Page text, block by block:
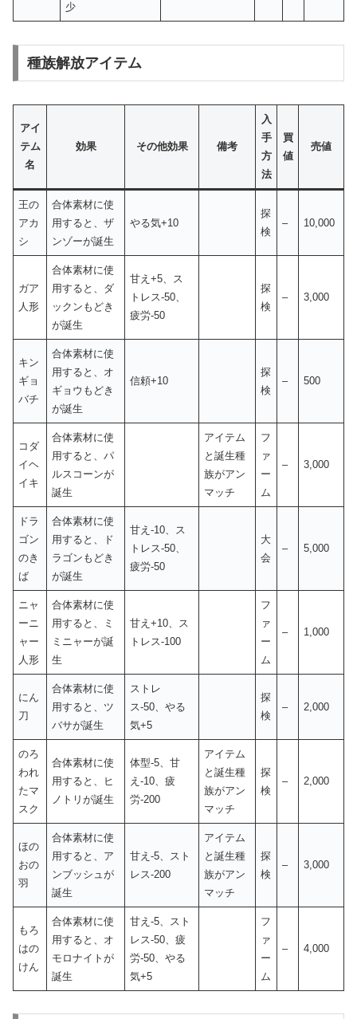
少
種族解放アイテム
アイ
テム
名
効果 その他効果 備考
入
手
方
法
買
値
売値
王の
アカ
シ
合体素材に使
用すると、ザ
ンゾーが誕生
やる気+10
探
検
– 10,000
ガア
人形
合体素材に使
用すると、ダ
ックンもどき
が誕生
甘え+5、ス
トレス-50、
疲労-50
探
検
– 3,000
キン
ギョ
バチ
合体素材に使
用すると、オ
ギョウもどき
が誕生
信頼+10
探
検
– 500
コダ
イヘ
イキ
合体素材に使
用すると、パ
ルスコーンが
誕生
アイテム
と誕生種
族がアン
マッチ
フ
ァ
ー
ム
– 3,000
ドラ
ゴン
のき
ば
合体素材に使
用すると、ド
ラゴンもどき
が誕生
甘え-10、ス
トレス-50、
疲労-50
大
会
– 5,000
ニャ
ーニ
ャー
人形
合体素材に使
用すると、ミ
ミニャーが誕
生
甘え+10、ス
トレス-100
フ
ァ
ー
ム
– 1,000
にん
刀
合体素材に使
用すると、ツ
バサが誕生
ストレ
ス-50、やる
気+5
探
検
– 2,000
のろ
われ
たマ
スク
合体素材に使
用すると、ヒ
ノトリが誕生
体型-5、甘
え-10、疲
労-200
アイテム
と誕生種
族がアン
マッチ
探
検
– 2,000
ほの
おの
羽
合体素材に使
用すると、ア
ンブッシュが
誕生
甘え-5、スト
レス-200
アイテム
と誕生種
族がアン
マッチ
探
検
– 3,000
もろ
はの
けん
合体素材に使
用すると、オ
モロナイトが
誕生
甘え-5、スト
レス-50、疲
労-50、やる
気+5
フ
ァ
ー
ム
– 4,000